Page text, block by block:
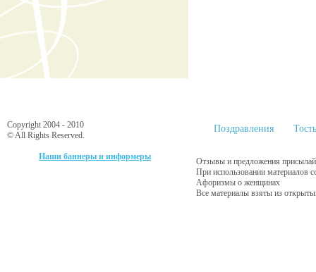
Copyright 2004 - 2010
© All Rights Reserved.
Наши баннеры и информеры
Поздравления
Отзывы и предложения
При использовании материалов
Афоризмы о женщинах
Все материалы взяты из